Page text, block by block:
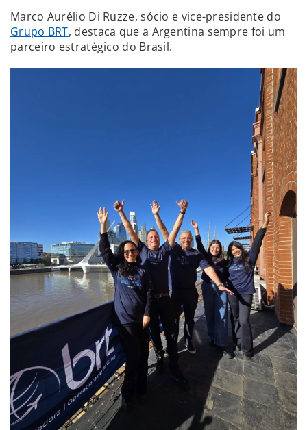
Marco Aurélio Di Ruzze, sócio e vice-presidente do
Grupo BRT, destaca que a Argentina sempre foi um
parceiro estratégico do Brasil.